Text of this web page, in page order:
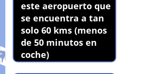
este aeropuerto que
se encuentra a tan
solo 60 kms (menos
de 50 minutos en
coche)